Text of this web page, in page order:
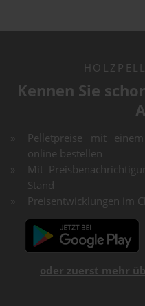
Kennen Sie
Pelletpreise mit
online bestellen
Mit
Stand
Preisentwicklungen im
oder zuerst mehr